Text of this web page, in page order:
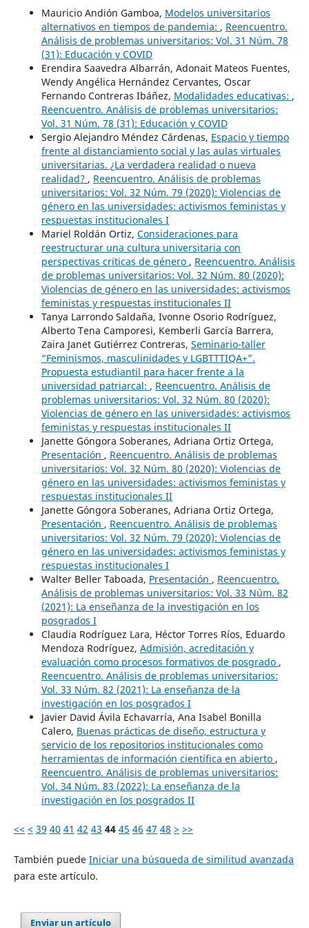
Mauricio Andión Gamboa, Modelos universitarios
alternativos en tiempos de pandemia: , Reencuentro.
Análisis de problemas universitarios: Vol. 31 Núm. 78
(31): Educación y COVID
Erendira Saavedra Albarrán, Adonait Mateos Fuentes,
Wendy Angélica Hernández Cervantes, Oscar
Fernando Contreras Ibáñez, Modalidades educativas: ,
Reencuentro. Análisis de problemas universitarios:
Vol. 31 Núm. 78 (31): Educación y COVID
Sergio Alejandro Méndez Cárdenas, Espacio y tiempo
frente al distanciamiento social y las aulas virtuales
universitarias. ¿La verdadera realidad o nueva
realidad? , Reencuentro. Análisis de problemas
universitarios: Vol. 32 Núm. 79 (2020): Violencias de
género en las universidades: activismos feministas y
respuestas institucionales I
Mariel Roldán Ortiz, Consideraciones para
reestructurar una cultura universitaria con
perspectivas críticas de género , Reencuentro. Análisis
de problemas universitarios: Vol. 32 Núm. 80 (2020):
Violencias de género en las universidades: activismos
feministas y respuestas institucionales II
Tanya Larrondo Saldaña, Ivonne Osorio Rodríguez,
Alberto Tena Camporesi, Kemberli García Barrera,
Zaira Janet Gutiérrez Contreras, Seminario-taller
“Feminismos, masculinidades y LGBTTTIQA+”.
Propuesta estudiantil para hacer frente a la
universidad patriarcal: , Reencuentro. Análisis de
problemas universitarios: Vol. 32 Núm. 80 (2020):
Violencias de género en las universidades: activismos
feministas y respuestas institucionales II
Janette Góngora Soberanes, Adriana Ortiz Ortega,
Presentación , Reencuentro. Análisis de problemas
universitarios: Vol. 32 Núm. 80 (2020): Violencias de
género en las universidades: activismos feministas y
respuestas institucionales II
Janette Góngora Soberanes, Adriana Ortiz Ortega,
Presentación , Reencuentro. Análisis de problemas
universitarios: Vol. 32 Núm. 79 (2020): Violencias de
género en las universidades: activismos feministas y
respuestas institucionales I
Walter Beller Taboada, Presentación , Reencuentro.
Análisis de problemas universitarios: Vol. 33 Núm. 82
(2021): La enseñanza de la investigación en los
posgrados I
Claudia Rodríguez Lara, Héctor Torres Ríos, Eduardo
Mendoza Rodríguez, Admisión, acreditación y
evaluación como procesos formativos de posgrado ,
Reencuentro. Análisis de problemas universitarios:
Vol. 33 Núm. 82 (2021): La enseñanza de la
investigación en los posgrados I
Javier David Ávila Echavarría, Ana Isabel Bonilla
Calero, Buenas prácticas de diseño, estructura y
servicio de los repositorios institucionales como
herramientas de información científica en abierto ,
Reencuentro. Análisis de problemas universitarios:
Vol. 34 Núm. 83 (2022): La enseñanza de la
investigación en los posgrados II
<< < 39 40 41 42 43 44 45 46 47 48 > >>
También puede Iniciar una búsqueda de similitud avanzada
para este artículo.
Enviar un artículo